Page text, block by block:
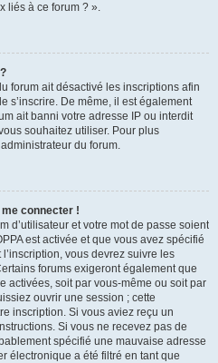
liés à ce forum ? ».
forum ait désactivé les inscriptions afin
s’inscrire. De même, il est également
ait banni votre adresse IP ou interdit
souhaitez utiliser. Pour plus
du forum.
connecter !
d’utilisateur et votre mot de passe soient
est activée et que vous avez spécifié
vous devrez suivre les
forums exigeront également que
activées, soit par vous-même ou soit par
ouvrir une session ; cette
inscription. Si vous aviez reçu un
Si vous ne recevez pas de
spécifié une mauvaise adresse
électronique a été filtré en tant que